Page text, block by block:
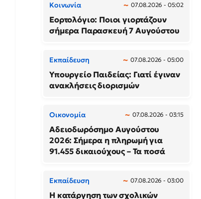
Κοινωνία 07.08.2026 - 05:02
Εορτολόγιο: Ποιοι γιορτάζουν
σήμερα Παρασκευή 7 Αυγούστου
Εκπαίδευση 07.08.2026 - 05:00
Υπουργείο Παιδείας: Γιατί έγιναν
ανακλήσεις διορισμών
Οικονομία 07.08.2026 - 03:15
Αδειοδωρόσημο Αυγούστου
2026: Σήμερα η πληρωμή για
91.455 δικαιούχους – Τα ποσά
Εκπαίδευση 07.08.2026 - 03:00
Η κατάργηση των σχολικών